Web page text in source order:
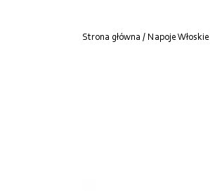
Strona główna / Napoje Włoskie